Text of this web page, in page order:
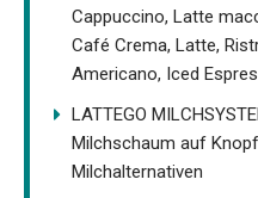
Cappuccino, Latte
Café Crema, Latte,
Americano, Iced
LATTEGO
Milchschaum auf
Milchalternativen